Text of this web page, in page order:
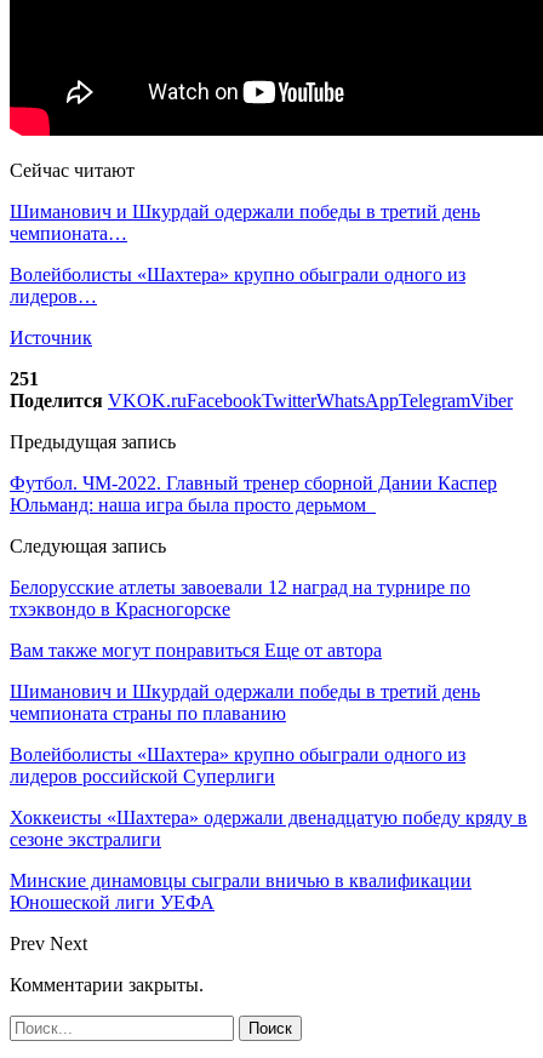
Сейчас читают
Шиманович и Шкурдай одержали победы в третий день
чемпионата…
Волейболисты «Шахтера» крупно обыграли одного из
лидеров…
Источник
251
Поделится VKOK.ruFacebookTwitterWhatsAppTelegramViber
Предыдущая запись
Футбол. ЧМ-2022. Главный тренер сборной Дании Каспер
Юльманд: наша игра была просто дерьмом
Следующая запись
Белорусские атлеты завоевали 12 наград на турнире по
тхэквондо в Красногорске
Вам также могут понравиться Еще от автора
Шиманович и Шкурдай одержали победы в третий день
чемпионата страны по плаванию
Волейболисты «Шахтера» крупно обыграли одного из
лидеров российской Суперлиги
Хоккеисты «Шахтера» одержали двенадцатую победу кряду в
сезоне экстралиги
Минские динамовцы сыграли вничью в квалификации
Юношеской лиги УЕФА
Prev Next
Комментарии закрыты.